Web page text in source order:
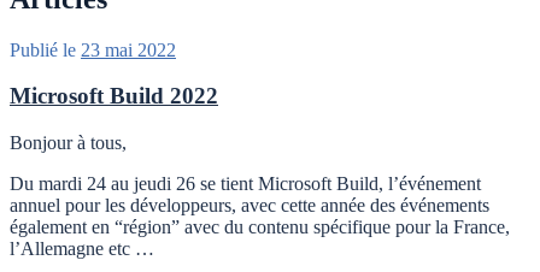
Publié le 23 mai 2022
Microsoft Build 2022
Bonjour à tous,
Du mardi 24 au jeudi 26 se tient Microsoft Build, l’événement
annuel pour les développeurs, avec cette année des événements
également en “région” avec du contenu spécifique pour la France,
l’Allemagne etc …